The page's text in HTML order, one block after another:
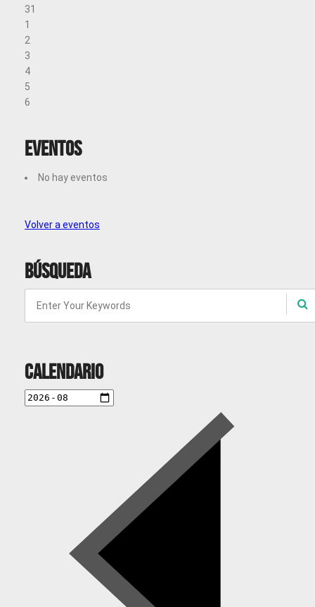
31
1
2
3
4
5
6
Eventos
No hay eventos
Volver a eventos
Búsqueda
Calendario